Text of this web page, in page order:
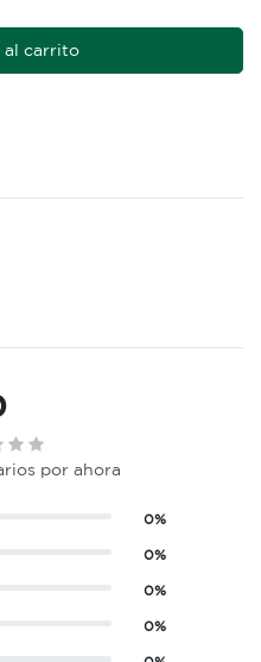
carrito
por ahora
0%
0%
0%
0%